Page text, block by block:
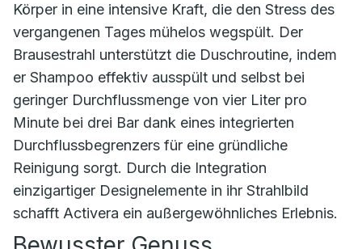
Körper in eine intensive Kraft, die den Stress des
vergangenen Tages mühelos wegspült. Der
Brausestrahl unterstützt die Duschroutine, indem
er Shampoo effektiv ausspült und selbst bei
geringer Durchflussmenge von vier Liter pro
Minute bei drei Bar dank eines integrierten
Durchflussbegrenzers für eine gründliche
Reinigung sorgt. Durch die Integration
einzigartiger Designelemente in ihr Strahlbild
schafft Activera ein außergewöhnliches Erlebnis.